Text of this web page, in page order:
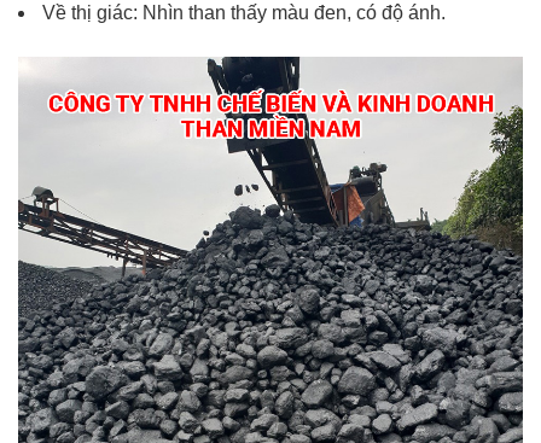
Về thị giác: Nhìn than thấy màu đen, có độ ánh.